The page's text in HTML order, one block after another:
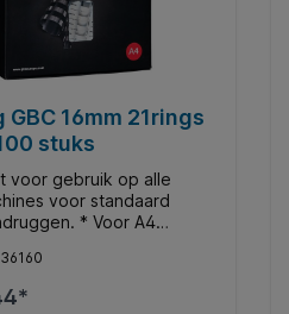
GBC 16mm 21rings
stuks
voor gebruik op alle
voor standaard
* Voor A4